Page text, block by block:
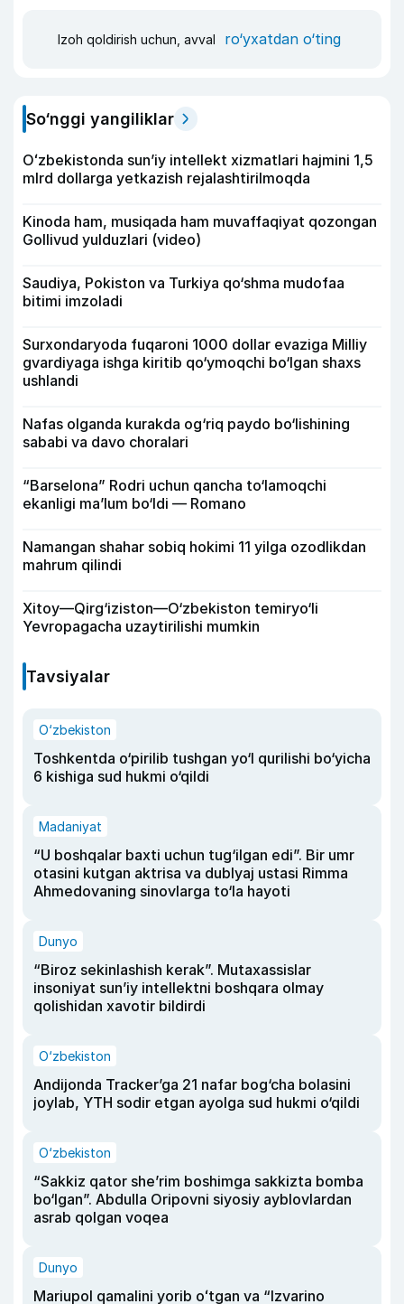
Izoh qoldirish uchun, avval ro‘yxatdan o‘ting
So‘nggi yangiliklar
Oʻzbekistonda sunʼiy intellekt xizmatlari hajmini 1,5
mlrd dollarga yetkazish rejalashtirilmoqda
Kinoda ham, musiqada ham muvaffaqiyat qozongan
Gollivud yulduzlari (video)
Saudiya, Pokiston va Turkiya qo‘shma mudofaa
bitimi imzoladi
Surxondaryoda fuqaroni 1000 dollar evaziga Milliy
gvardiyaga ishga kiritib qo‘ymoqchi bo‘lgan shaxs
ushlandi
Nafas olganda kurakda og‘riq paydo bo‘lishining
sababi va davo choralari
“Barselona” Rodri uchun qancha to‘lamoqchi
ekanligi ma’lum bo‘ldi — Romano
Namangan shahar sobiq hokimi 11 yilga ozodlikdan
mahrum qilindi
Xitoy—Qirg‘iziston—O‘zbekiston temiryo‘li
Yevropagacha uzaytirilishi mumkin
Tavsiyalar
O‘zbekiston
Toshkentda o‘pirilib tushgan yo‘l qurilishi bo‘yicha
6 kishiga sud hukmi o‘qildi
Madaniyat
“U boshqalar baxti uchun tug‘ilgan edi”. Bir umr
otasini kutgan aktrisa va dublyaj ustasi Rimma
Ahmedovaning sinovlarga to‘la hayoti
Dunyo
“Biroz sekinlashish kerak”. Mutaxassislar
insoniyat sun’iy intellektni boshqara olmay
qolishidan xavotir bildirdi
O‘zbekiston
Andijonda Tracker’ga 21 nafar bog‘cha bolasini
joylab, YTH sodir etgan ayolga sud hukmi o‘qildi
O‘zbekiston
“Sakkiz qator she’rim boshimga sakkizta bomba
bo‘lgan”. Abdulla Oripovni siyosiy ayblovlardan
asrab qolgan voqea
Dunyo
Mariupol qamalini yorib oʻtgan va “Izvarino